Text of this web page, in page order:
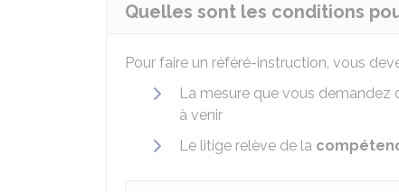
Quelles sont les conditions
Pour faire un référé-instruction, vous
La mesure que vous demandez
à venir
Le litige relève de la